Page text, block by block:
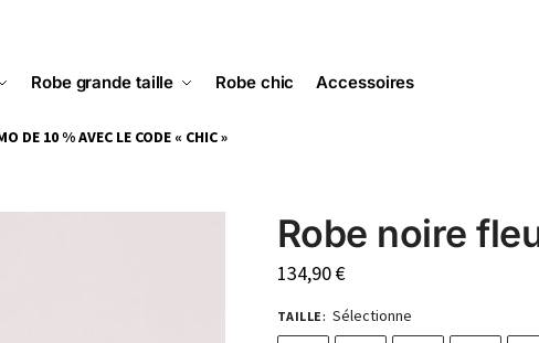
Robe grande taille Robe chic Accessoires
DE 10 % AVEC LE CODE « CHIC »
Robe noire
134,90€
TAILLE: Sélectionne